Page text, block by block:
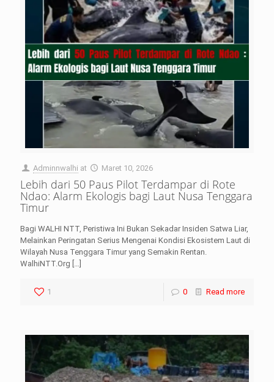
Adminnwalhi at Maret 10, 2026
Lebih dari 50 Paus Pilot Terdampar di Rote
Ndao: Alarm Ekologis bagi Laut Nusa Tenggara
Timur
Bagi WALHI NTT, Peristiwa Ini Bukan Sekadar Insiden Satwa Liar,
Melainkan Peringatan Serius Mengenai Kondisi Ekosistem Laut di
Wilayah Nusa Tenggara Timur yang Semakin Rentan.
WalhiNTT.Org […]
1 0 Read more